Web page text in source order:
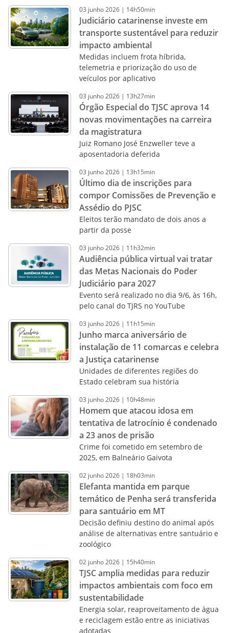
03 junho2026 | 14h50min
Judiciário catarinense investe em
transporte sustentável para reduzir
impacto ambiental
Medidas incluem frota híbrida,
telemetria e priorização do uso de
veículos por aplicativo
03 junho2026 | 13h27min
Órgão Especial do TJSC aprova 14
novas movimentações na carreira
da magistratura
Juiz Romano José Enzweller teve a
aposentadoria deferida
03 junho2026 | 13h15min
Último dia de inscrições para
compor Comissões de Prevenção e
Assédio do PJSC
Eleitos terão mandato de dois anos a
partir da posse
03 junho2026 | 11h32min
Audiência pública virtual vai tratar
das Metas Nacionais do Poder
Judiciário para 2027
Evento será realizado no dia 9/6, às 16h,
pelo canal do TJRS no YouTube
03 junho2026 | 11h15min
Junho marca aniversário de
instalação de 11 comarcas e celebra
a Justiça catarinense
Unidades de diferentes regiões do
Estado celebram sua história
03 junho2026 | 10h48min
Homem que atacou idosa em
tentativa de latrocínio é condenado
a 23 anos de prisão
Crime foi cometido em setembro de
2025, em Balneário Gaivota
02 junho2026 | 18h03min
Elefanta mantida em parque
temático de Penha será transferida
para santuário em MT
Decisão definiu destino do animal após
análise de alternativas entre santuário e
zoológico
02 junho2026 | 15h40min
TJSC amplia medidas para reduzir
impactos ambientais com foco em
sustentabilidade
Energia solar, reaproveitamento de água
e reciclagem estão entre as iniciativas
adotadas